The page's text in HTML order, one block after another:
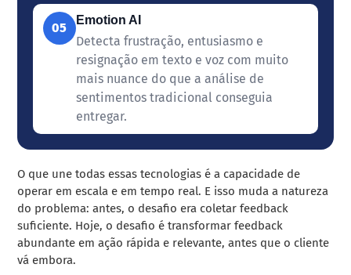
05
Emotion AI
Detecta frustração, entusiasmo e
resignação em texto e voz com muito
mais nuance do que a análise de
sentimentos tradicional conseguia
entregar.
O que une todas essas tecnologias é a capacidade de
operar em escala e em tempo real. E isso muda a natureza
do problema: antes, o desafio era coletar feedback
suficiente. Hoje, o desafio é transformar feedback
abundante em ação rápida e relevante, antes que o cliente
vá embora.